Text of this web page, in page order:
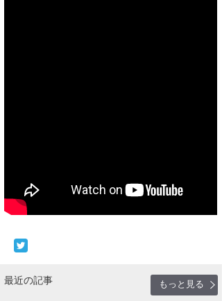
最近の記事
もっと見る